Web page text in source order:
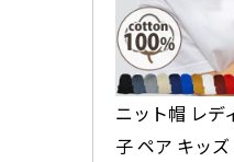
ニット帽 レデ
子 ペア キッ